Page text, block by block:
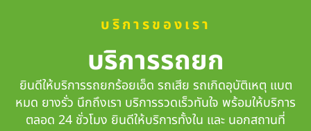
บริการของเรา
บริการรถยก
ยินดีให้บริการรถยกร้อยเอ็ด รถเสีย รถเกิดอุบัติเหตุ แบต
หมด ยางรั่ว นึกถึงเรา บริการรวดเร็วทันใจ พร้อมให้บริการ
ตลอด 24 ชั่วโมง ยินดีให้บริการทั้งใน และ นอกสถานที่